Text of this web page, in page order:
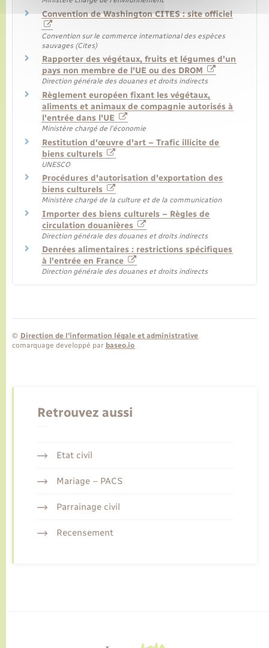
Convention de Washington CITES : site officiel
Convention sur le commerce international des espèces
sauvages (Cites)
Rapporter des végétaux, fruits et légumes d'un
pays non membre de l'UE ou des DROM
Direction générale des douanes et droits indirects
Règlement européen fixant les végétaux,
aliments et animaux de compagnie autorisés à
l'entrée dans l'UE
Ministère chargé de l'économie
Restitution d'œuvre d'art – Trafic illicite de
biens culturels
UNESCO
Procédures d'autorisation d'exportation des
biens culturels
Ministère chargé de la culture et de la communication
Importer des biens culturels – Règles de
circulation douanières
Direction générale des douanes et droits indirects
Denrées alimentaires : restrictions spécifiques
à l'entrée en France
Direction générale des douanes et droits indirects
© Direction de l’information légale et administrative
comarquage developpé par baseo.io
Retrouvez aussi
Etat civil
Mariage – PACS
Parrainage civil
Recensement